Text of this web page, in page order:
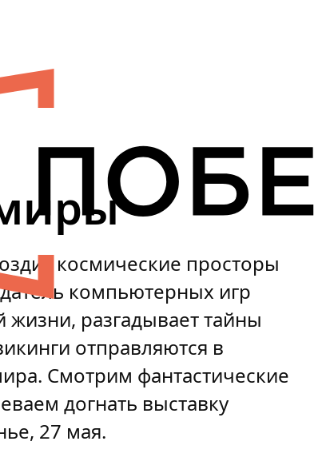
космические просторы
компьютерных игр
разгадывает тайны
отправляются в
Смотрим фантастические
догнать выставку
27 мая.